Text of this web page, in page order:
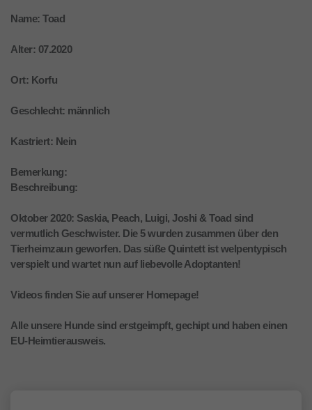
Name: Toad
Alter: 07.2020
Ort: Korfu
Geschlecht: männlich
Kastriert: Nein
Bemerkung:
Beschreibung:
Oktober 2020: Saskia, Peach, Luigi, Joshi & Toad sind
vermutlich Geschwister. Die 5 wurden zusammen über den
Tierheimzaun geworfen. Das süße Quintett ist welpentypisch
verspielt und wartet nun auf liebevolle Adoptanten!
Videos finden Sie auf unserer Homepage!
Alle unsere Hunde sind erstgeimpft, gechipt und haben einen
EU-Heimtierausweis.